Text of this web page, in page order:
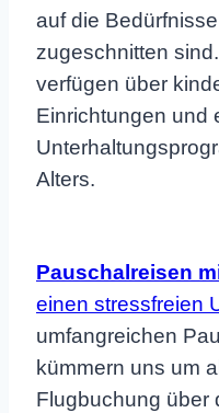
auf die
zugeschnitten
verfügen über
Einrichtungen und
Alters.
Pauschalreisen
einen stressfreien
umfangreichen
kümmern uns um
Flugbuchung über